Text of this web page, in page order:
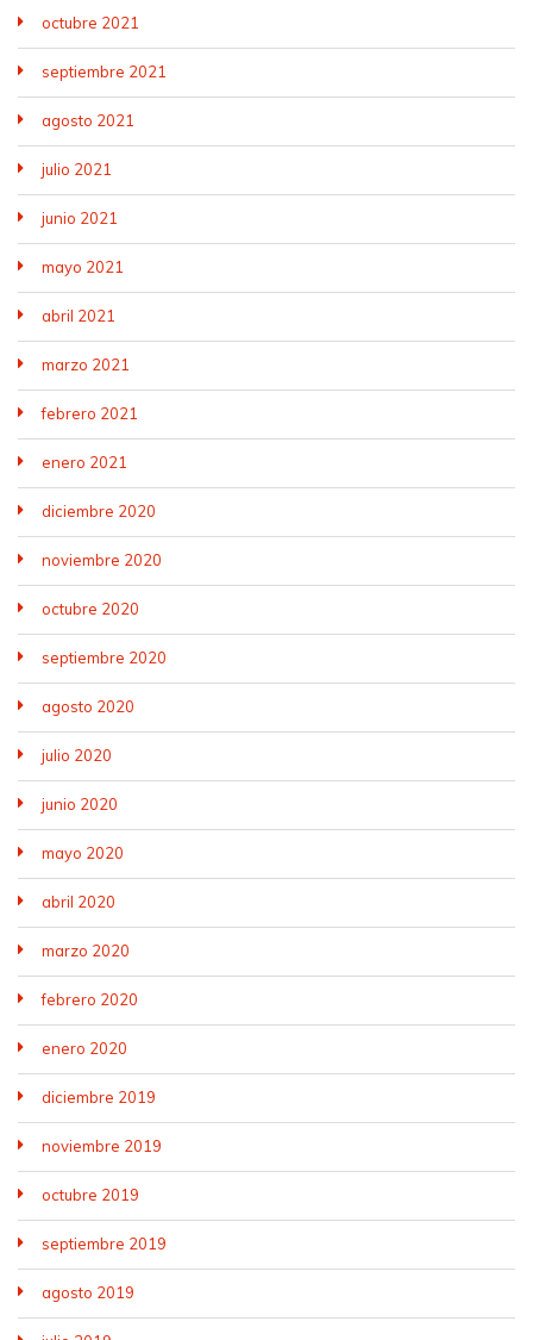
octubre 2021
septiembre 2021
agosto 2021
julio 2021
junio 2021
mayo 2021
abril 2021
marzo 2021
febrero 2021
enero 2021
diciembre 2020
noviembre 2020
octubre 2020
septiembre 2020
agosto 2020
julio 2020
junio 2020
mayo 2020
abril 2020
marzo 2020
febrero 2020
enero 2020
diciembre 2019
noviembre 2019
octubre 2019
septiembre 2019
agosto 2019